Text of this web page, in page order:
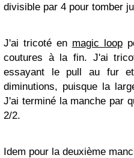
divisible par 4 pour tomber
J'ai tricoté en magic loop
coutures à la fin. J'ai
essayant le pull au fur
diminutions, puisque la
J'ai terminé la manche par
2/2.
Idem pour la deuxième